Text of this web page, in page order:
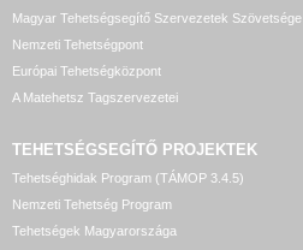
Magyar Tehetségsegítő Szervezetek Szövetsége
Nemzeti Tehetségpont
Európai Tehetségközpont
A Matehetsz Tagszervezetei
TEHETSÉGSEGÍTŐ PROJEKTEK
Tehetséghidak Program (TÁMOP 3.4.5)
Nemzeti Tehetség Program
Tehetségek Magyarországa